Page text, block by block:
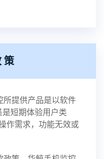
策
所提供产品是以软件
短期体验用户类
作需求，功能无效或